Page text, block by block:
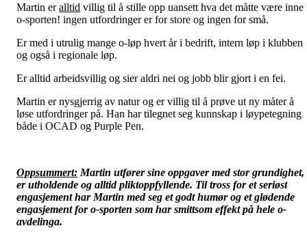
Martin eralltid villig til å stille opp uansett hva det måtte være inne
o-sporten! ingen utfordringer er for store og ingen for små.
Er med i utrulig mange o-løp hvert år i bedrift, intern løp i klubben
og også i regionale løp.
Er alltid arbeidsvillig og sier aldri nei og jobb blir gjort i en fei.
Martin er nysgjerrig av natur og er villig til å prøve ut ny måter å
løse utfordringer på. Han har tilegnet seg kunnskap i løypetegning
både i OCAD og Purple Pen.
Oppsummert: Martin utfører sine oppgaver med stor grundighet,
er utholdende og alltid pliktoppfyllende. Til tross for et seriøst
engasjement har Martin med seg et godt humør og et glødende
engasjement for o-sporten som har smittsom effekt på hele o-
avdelinga.